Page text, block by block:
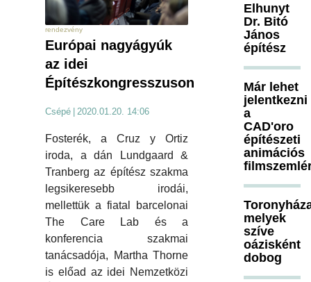
rendezvény
Európai nagyágyúk
az idei
Építészkongresszuson
Csépé 2020.01.20. 14:06
Fosterék, a Cruz y Ortiz
iroda, a dán Lundgaard &
Tranberg az építész szakma
legsikeresebb irodái,
mellettük a fiatal barcelonai
The Care Lab és a
konferencia szakmai
tanácsadója, Martha Thorne
is előad az idei Nemzetközi
Elhunyt
Dr. Bitó
János
építész
Már lehet
jelentkezni
a
CAD'oro
építészeti
animációs
melyek
szíve
oázisként
dobog